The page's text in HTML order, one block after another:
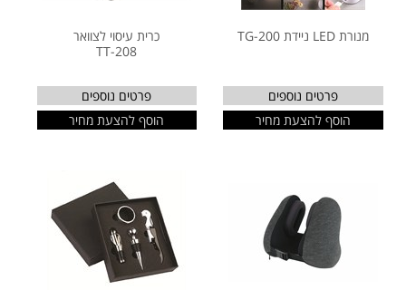
מנורת LED ניידת TG-200
פרטים נוספים
הוסף להצעת מחיר
כרית עיסוי לצוואר
TT-208
פרטים נוספים
הוסף להצעת מחיר